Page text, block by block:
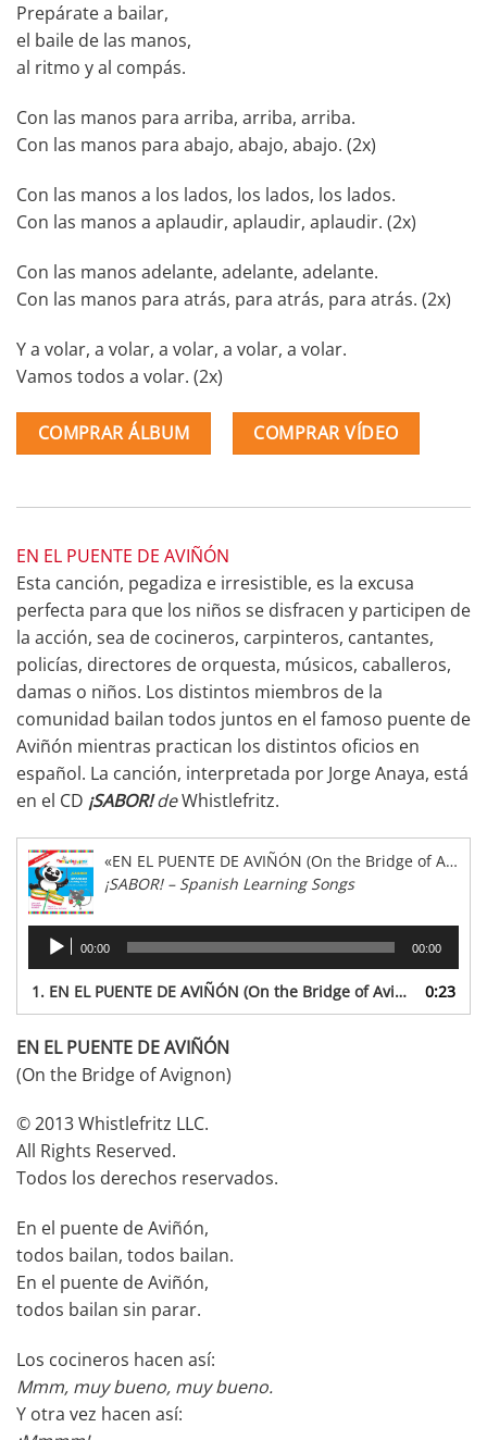
Prepárate a bailar,
el baile de las manos,
al ritmo y al compás.
Con las manos para arriba, arriba, arriba.
Con las manos para abajo, abajo, abajo. (2x)
Con las manos a los lados, los lados, los lados.
Con las manos a aplaudir, aplaudir, aplaudir. (2x)
Con las manos adelante, adelante, adelante.
Con las manos para atrás, para atrás, para atrás. (2x)
Y a volar, a volar, a volar, a volar, a volar.
Vamos todos a volar. (2x)
COMPRAR ÁLBUM COMPRAR VÍDEO
EN EL PUENTE DE AVIÑÓN
Esta canción, pegadiza e irresistible, es la excusa
perfecta para que los niños se disfracen y participen de
la acción, sea de cocineros, carpinteros, cantantes,
policías, directores de orquesta, músicos, caballeros,
damas o niños. Los distintos miembros de la
comunidad bailan todos juntos en el famoso puente de
Aviñón mientras practican los distintos oficios en
español. La canción, interpretada por Jorge Anaya, está
en el CD ¡SABOR!deWhistlefritz.
«EN EL PUENTE DE AVIÑÓN (On the Bridge of Avignon)»
¡SABOR! – Spanish Learning Songs
Reproductor
audio
00:00 00:00
1. EN EL PUENTE DE AVIÑÓN (On the Bridge of Avignon) 0:23
EN EL PUENTE DE AVIÑÓN
(On the Bridge of Avignon)
© 2013 Whistlefritz LLC.
All Rights Reserved.
Todos los derechos reservados.
En el puente de Aviñón,
todos bailan, todos bailan.
En el puente de Aviñón,
todos bailan sin parar.
Los cocineros hacen así:
Mmm, muy bueno, muy bueno.
Y otra vez hacen así: